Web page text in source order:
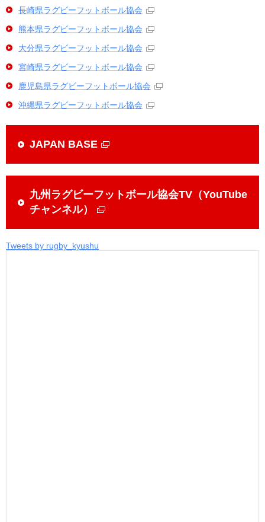
長崎県ラグビーフットボール協会
熊本県ラグビーフットボール協会
大分県ラグビーフットボール協会
宮崎県ラグビーフットボール協会
鹿児島県ラグビーフットボール協会
沖縄県ラグビーフットボール協会
JAPAN BASE
九州ラグビーフットボール協会TV（YouTube
チャンネル）
Tweets by rugby_kyushu